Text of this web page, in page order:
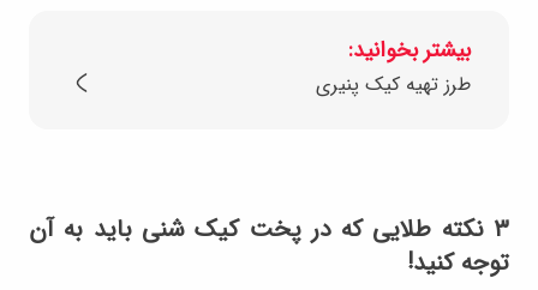
بیشتر بخوانید:
طرز تهیه کیک پنیری
۳ نکته طلایی که در پخت کیک شنی باید به آن
توجه کنید!